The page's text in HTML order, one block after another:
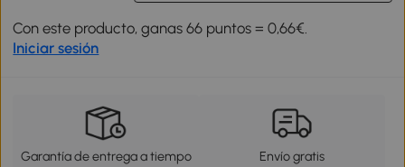
Con este producto, ganas 66 puntos = 0,66€.
Iniciar sesión
Garantía de entrega a tiempo Envío gratis